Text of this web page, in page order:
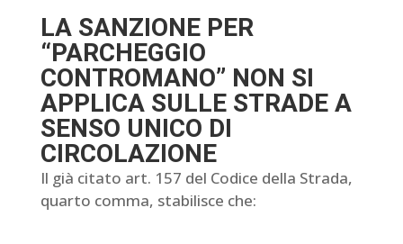
LA SANZIONE PER
“PARCHEGGIO
CONTROMANO” NON SI
APPLICA SULLE STRADE A
SENSO UNICO DI
CIRCOLAZIONE
Il già citato art. 157 del Codice della Strada,
quarto comma, stabilisce che: